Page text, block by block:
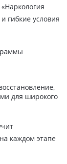
гибкие условия
для широкого
каждом этапе